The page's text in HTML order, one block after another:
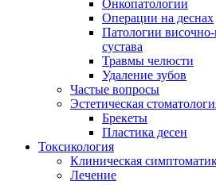
Онкопатологии
Операции на деснах
Патологии
сустава
Травмы челюсти
Удаление зубов
Частые вопросы
Эстетическая
Брекеты
Пластика десен
Токсикология
Клиническая
Лечение